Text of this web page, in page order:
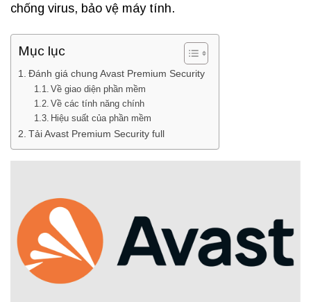
chống virus, bảo vệ máy tính.
Mục lục
Đánh giá chung Avast Premium Security
Về giao diện phần mềm
Về các tính năng chính
Hiệu suất của phần mềm
Tải Avast Premium Security full